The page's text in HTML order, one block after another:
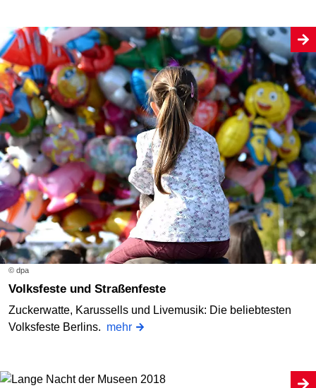
© dpa
Volksfeste und Straßenfeste
Zuckerwatte, Karussells und Livemusik: Die beliebtesten
Volksfeste Berlins. mehr